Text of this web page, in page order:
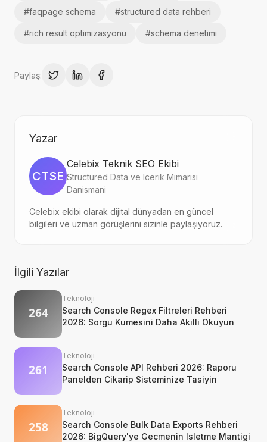
#faqpage schema #structured data rehberi
#rich result optimizasyonu #schema denetimi
Paylaş:
Yazar
CTSE
Celebix Teknik SEO Ekibi
Structured Data ve Icerik Mimarisi
Danismani
Celebix ekibi olarak dijital dünyadan en güncel
bilgileri ve uzman görüşlerini sizinle paylaşıyoruz.
İlgili Yazılar
Teknoloji
Search Console Regex Filtreleri Rehberi
2026: Sorgu Kumesini Daha Akilli Okuyun
Teknoloji
Search Console API Rehberi 2026: Raporu
Panelden Cikarip Sisteminize Tasiyin
Teknoloji
Search Console Bulk Data Exports Rehberi
2026: BigQuery'ye Gecmenin Isletme Mantigi